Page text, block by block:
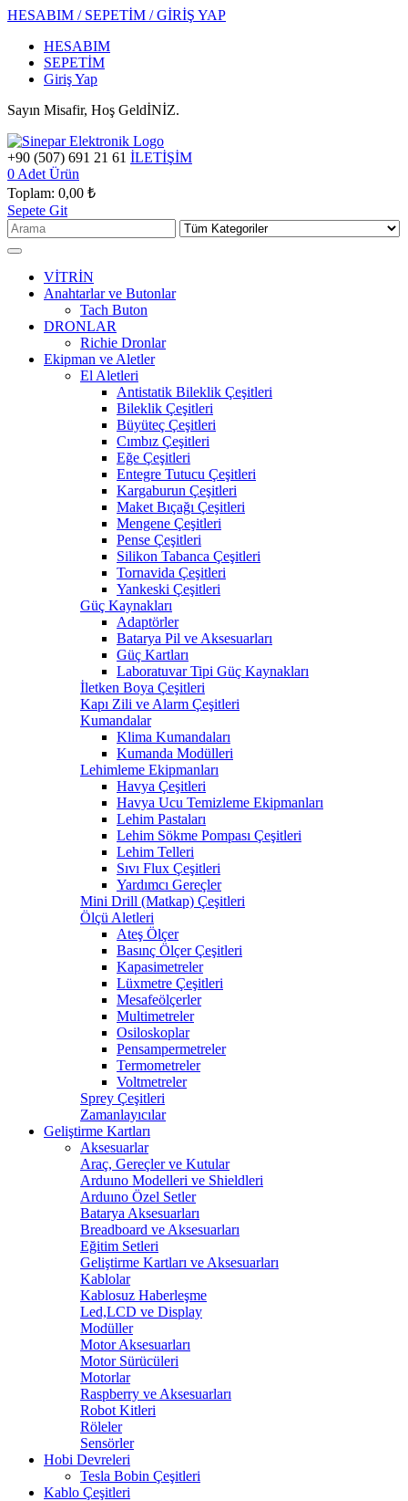
HESABIM / SEPETİM / GİRİŞ YAP
HESABIM
SEPETİM
Giriş Yap
Sayın Misafir, Hoş GeldİNİZ.
+90 (507) 691 21 61 İLETİŞİM
0 Adet Ürün
Toplam: 0,00 ₺
Sepete Git
VİTRİN
Anahtarlar ve Butonlar
Tach Buton
DRONLAR
Richie Dronlar
Ekipman ve Aletler
El Aletleri
Antistatik Bileklik Çeşitleri
Bileklik Çeşitleri
Büyüteç Çeşitleri
Cımbız Çeşitleri
Eğe Çeşitleri
Entegre Tutucu Çeşitleri
Kargaburun Çeşitleri
Maket Bıçağı Çeşitleri
Mengene Çeşitleri
Pense Çeşitleri
Silikon Tabanca Çeşitleri
Tornavida Çeşitleri
Yankeski Çeşitleri
Güç Kaynakları
Adaptörler
Batarya Pil ve Aksesuarları
Güç Kartları
Laboratuvar Tipi Güç Kaynakları
İletken Boya Çeşitleri
Kapı Zili ve Alarm Çeşitleri
Kumandalar
Klima Kumandaları
Kumanda Modülleri
Lehimleme Ekipmanları
Havya Çeşitleri
Havya Ucu Temizleme Ekipmanları
Lehim Pastaları
Lehim Sökme Pompası Çeşitleri
Lehim Telleri
Sıvı Flux Çeşitleri
Yardımcı Gereçler
Mini Drill (Matkap) Çeşitleri
Ölçü Aletleri
Ateş Ölçer
Basınç Ölçer Çeşitleri
Kapasimetreler
Lüxmetre Çeşitleri
Mesafeölçerler
Multimetreler
Osiloskoplar
Pensampermetreler
Termometreler
Voltmetreler
Sprey Çeşitleri
Zamanlayıcılar
Geliştirme Kartları
Aksesuarlar
Araç, Gereçler ve Kutular
Arduıno Modelleri ve Shieldleri
Arduıno Özel Setler
Batarya Aksesuarları
Breadboard ve Aksesuarları
Eğitim Setleri
Geliştirme Kartları ve Aksesuarları
Kablolar
Kablosuz Haberleşme
Led,LCD ve Display
Modüller
Motor Aksesuarları
Motor Sürücüleri
Motorlar
Raspberry ve Aksesuarları
Robot Kitleri
Röleler
Sensörler
Hobi Devreleri
Tesla Bobin Çeşitleri
Kablo Çeşitleri